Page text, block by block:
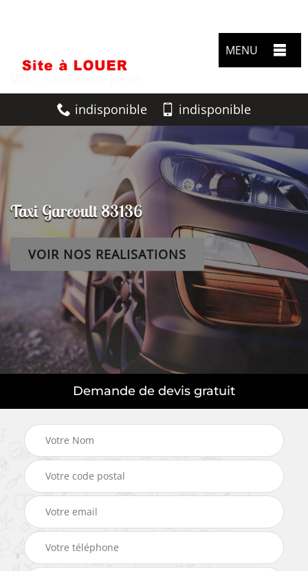
MENU
indisponible indisponible
Taxi Gareoult 83136
VOIR NOS REALISATIONS
Demande de devis gratuit